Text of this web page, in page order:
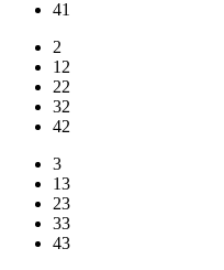
41
2
12
22
32
42
3
13
23
33
43